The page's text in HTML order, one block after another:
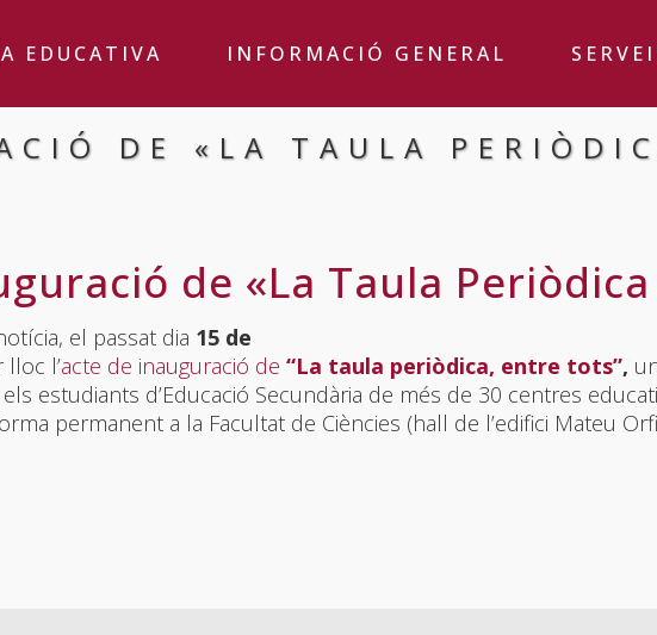
EDUCATIVA INFORMACIÓ GENERAL
DE «LA TAULA
de «La Taula
el passat dia 15 de
lloc l’acte de inauguració de “La taula periòdica, entre tots”,
estudiants d’Educació Secundària de més de 30 centres
permanent a la Facultat de Ciències (hall de l’edifici Mateu